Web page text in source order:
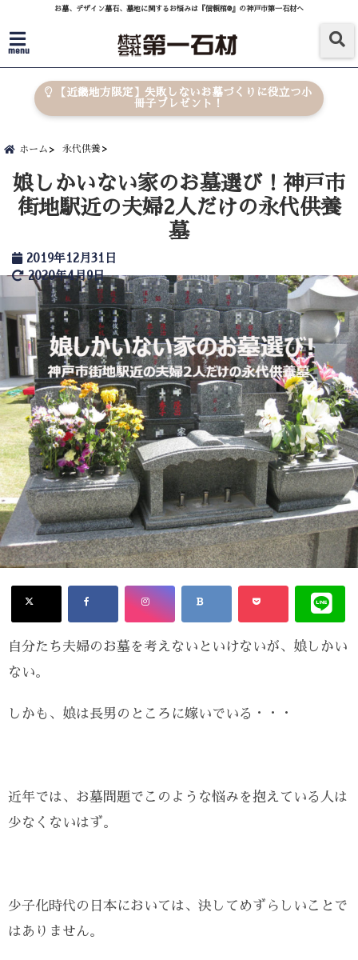
お墓、デザイン墓石、墓地に関するお悩みは『信頼棺®』の神戸市第一石材へ
menu
【近畿地方限定】失敗しないお墓づくりに役立つ小
冊子プレゼント！
ホーム 永代供養
娘しかいない家のお墓選び！神戸市
街地駅近の夫婦2人だけの永代供養
墓
2019年12月31日
2020年4月9日
自分たち夫婦のお墓を考えないといけないが、娘しかい
ない。
しかも、娘は長男のところに嫁いでいる・・・
近年では、お墓問題でこのような悩みを抱えている人は
少なくないはず。
少子化時代の日本においては、決してめずらしいことで
はありません。